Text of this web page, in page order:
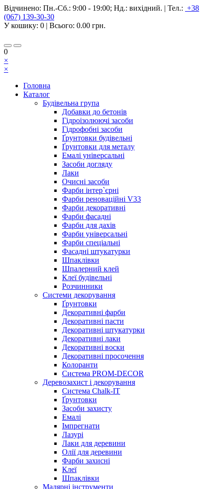
Відчинено: Пн.-Сб.: 9:00 - 19:00; Нд.: вихідний. | Тел.: +38
(067) 139-30-30
У кошику: 0 | Всього: 0.00 грн.
0
×
×
Головна
Каталог
Будівельна група
Добавки до бетонів
Гідроізолюючі засоби
Гідрофобні засоби
Ґрунтовки будівельні
Ґрунтовки для металу
Емалі універсальні
Засоби догляду
Лаки
Очисні засоби
Фарби інтер`єрні
Фарби реноваційні V33
Фарби декоративні
Фарби фасадні
Фарби для дахів
Фарби універсальні
Фарби спеціальні
Фасадні штукатурки
Шпаклівки
Шпалерний клей
Клеї будівельні
Розчинники
Системи декорування
Ґрунтовки
Декоративні фарби
Декоративні пасти
Декоративні штукатурки
Декоративні лаки
Декоративні воски
Декоративні просочення
Колоранти
Система PROM-DECOR
Деревозахист і декорування
Система Chalk-IT
Ґрунтовки
Засоби захисту
Емалі
Імпрегнати
Лазурі
Лаки для деревини
Олії для деревини
Фарби захисні
Клеї
Шпаклівки
Малярні інструменти